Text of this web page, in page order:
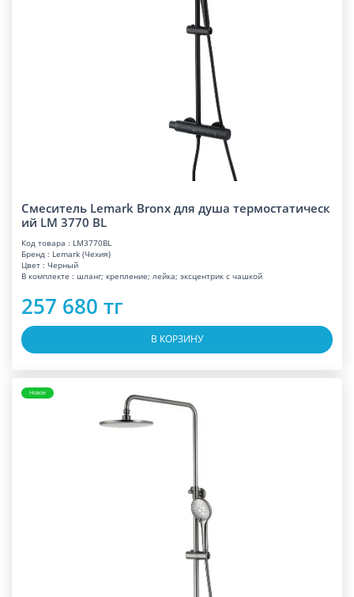
Смеситель Lemark Bronx для душа термостатическ
ий LM 3770 BL
Код товара : LM3770BL
Бренд : Lemark (Чехия)
Цвет : Черный
В комплекте : шланг; крепление; лейка; эксцентрик с чашкой
257 680 тг
В КОРЗИНУ
Новое